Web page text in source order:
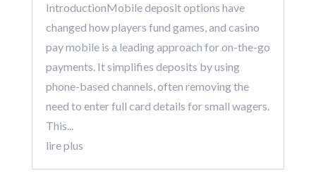
IntroductionMobile deposit options have
changed how players fund games, and casino
pay mobile is a leading approach for on-the-go
payments. It simplifies deposits by using
phone-based channels, often removing the
need to enter full card details for small wagers.
This...
lire plus